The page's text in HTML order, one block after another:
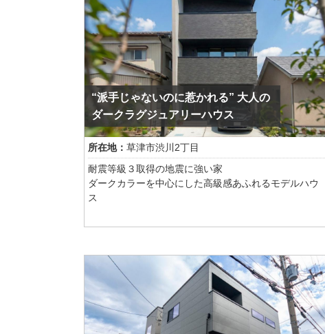
空間の象徴となるのは、リビングの主役として設えた
大理石調の大型アクセントウォール。重厚感と気品を
兼ね備えた存在感が、住まい全体に高級感をもたらし
ます。
インテリアは、ニュートラルカラーをベースに構成。
ダークブラウンやブラックを効果的に組み合わせるこ
とで空間を引き締め、洗練されたコントラストを演出
しました。さらに、深みのあるバーガンディとダーク
グリーンをアクセントカラーとして取り入れ、上質な
彩りと奥行きを加えています。
照明計画にもこだわり、間接照明やタスク照明を多層
テルライクな雰囲気を創出しています。
また、直線的な空間構成や硬質な素材感に対し、家具
や照明には柔らかな曲線を採用。洗練された高級感と
心地よさが調和するデザインとしました。
リビングの大型カウチソファには、グレージュのファ
ブリックを採用。優しい質感と包み込まれるような座
“派手じゃないのに惹かれる” 大人の
ダークラグジュアリーハウス
所在地： 草津市渋川2丁目
耐震等級３取得の地震に強い家
ダークカラーを中心にした高級感あふれるモデルハウ
ス
2階にリビングを設計することにより採光とプライバシ
狭小地であることを忘れてしまうような建物に仕上が
りました。
嬉しい乾太くん付きのお家です